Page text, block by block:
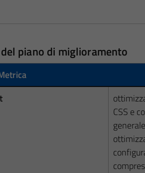
piano di miglioramento
CSS e